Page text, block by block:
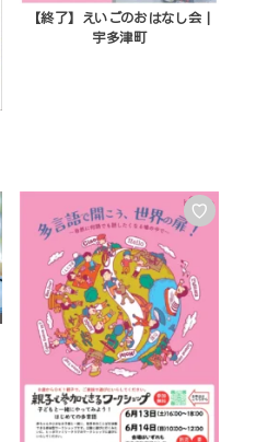
【終了】えいごのおはなし会 |
宇多津町
♡